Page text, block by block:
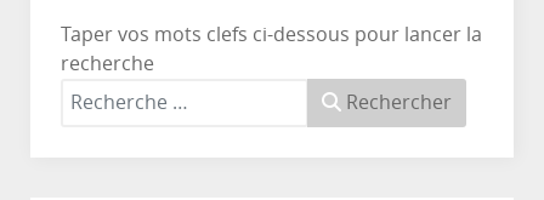
Taper vos mots clefs ci-dessous pour lancer la
recherche
Rechercher